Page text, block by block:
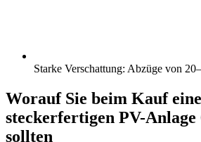
Starke Verschattung: Abzüge von
Worauf Sie beim Kauf
steckerfertigen PV-Anlage
sollten